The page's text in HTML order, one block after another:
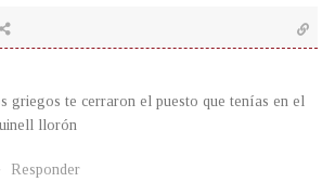
griegos te cerraron el puesto que tenías en el
llorón
Responder